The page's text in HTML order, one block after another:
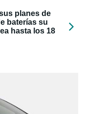
planes de
baterías su
hasta los 18